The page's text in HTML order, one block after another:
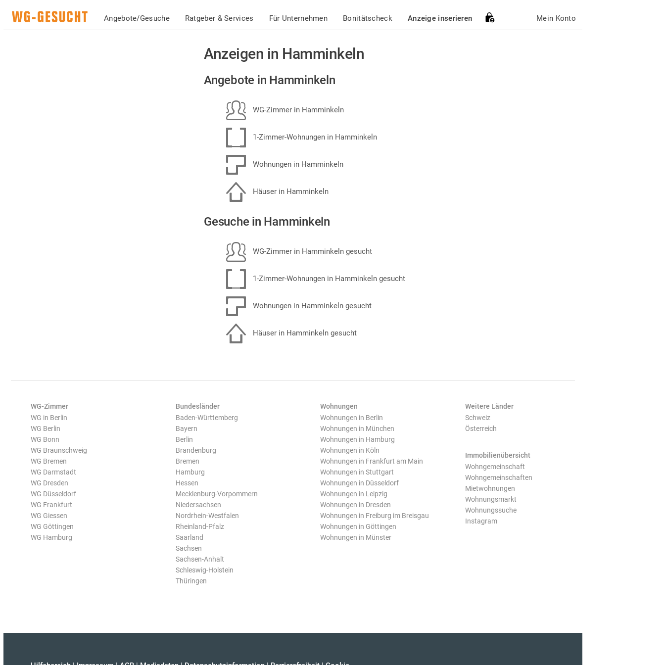
Angebote/Gesuche Ratgeber & Services Für Unternehmen Bonitätscheck Anzeige inserieren Mein Konto
Anzeigen in Hamminkeln
Angebote in Hamminkeln
WG-Zimmer in Hamminkeln
1-Zimmer-Wohnungen in Hamminkeln
Wohnungen in Hamminkeln
Häuser in Hamminkeln
Gesuche in Hamminkeln
WG-Zimmer in Hamminkeln gesucht
1-Zimmer-Wohnungen in Hamminkeln gesucht
Wohnungen in Hamminkeln gesucht
Häuser in Hamminkeln gesucht
WG-Zimmer
WG in Berlin
WG Berlin
WG Bonn
WG Braunschweig
WG Bremen
WG Darmstadt
WG Dresden
WG Düsseldorf
WG Frankfurt
WG Giessen
WG Göttingen
WG Hamburg
Bundesländer
Baden-Württemberg
Bayern
Berlin
Brandenburg
Bremen
Hamburg
Hessen
Mecklenburg-Vorpommern
Niedersachsen
Nordrhein-Westfalen
Rheinland-Pfalz
Saarland
Sachsen
Sachsen-Anhalt
Schleswig-Holstein
Thüringen
Wohnungen
Wohnungen in Berlin
Wohnungen in München
Wohnungen in Hamburg
Wohnungen in Köln
Wohnungen in Frankfurt am Main
Wohnungen in Stuttgart
Wohnungen in Düsseldorf
Wohnungen in Leipzig
Wohnungen in Dresden
Wohnungen in Freiburg im Breisgau
Wohnungen in Göttingen
Wohnungen in Münster
Weitere Länder
Schweiz
Österreich
Immobilienübersicht
Wohngemeinschaft
Wohngemeinschaften
Mietwohnungen
Wohnungsmarkt
Wohnungssuche
Instagram